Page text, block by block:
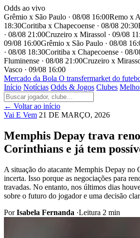
Odds ao vivo
Grêmio x São Paulo · 08/08 16:00Remo x
18:30Coritiba x Chapecoense · 08/08 20:30
· 08/08 21:00Cruzeiro x Mirassol · 09/08
09/08 16:00Grêmio x São Paulo · 08/08
· 08/08 18:30Coritiba x Chapecoense · 08/
Fluminense · 08/08 21:00Cruzeiro x
Vasco · 09/08 16:00
Mercado da Bola O transfermarket do
Início Notícias Odds & Jogos Clubes
← Voltar ao início
Vai E Vem 21 DE MARÇO, 2026
Memphis Depay trava
Corinthians e já tem
A situação do atacante Memphis Depay no
incerta. Isso porque as negociações para
travadas. No entanto, nos últimos dias
sobre o futuro do jogador e uma decisão
PorIsabela Fernanda ·Leitura 2 min